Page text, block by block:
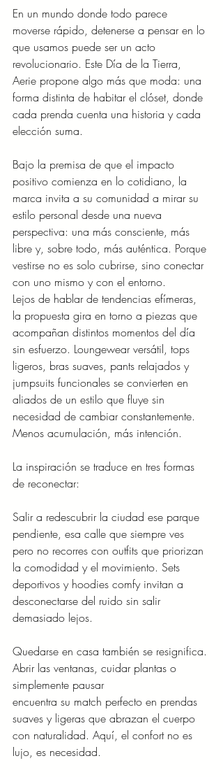
En un mundo donde todo parece
moverse rápido, detenerse a pensar en lo
que usamos puede ser un acto
revolucionario. Este Día de la Tierra,
Aerie propone algo más que moda: una
forma distinta de habitar el clóset, donde
cada prenda cuenta una historia y cada
elección suma.
Bajo la premisa de que el impacto
positivo comienza en lo cotidiano, la
marca invita a su comunidad a mirar su
estilo personal desde una nueva
perspectiva: una más consciente, más
libre y, sobre todo, más auténtica. Porque
vestirse no es solo cubrirse, sino conectar
con uno mismo y con el entorno.
Lejos de hablar de tendencias efímeras,
la propuesta gira en torno a piezas que
acompañan distintos momentos del día
sin esfuerzo. Loungewear versátil, tops
ligeros, bras suaves, pants relajados y
jumpsuits funcionales se convierten en
aliados de un estilo que fluye sin
necesidad de cambiar constantemente.
Menos acumulación, más intención.
La inspiración se traduce en tres formas
de reconectar:
Salir a redescubrir la ciudad ese parque
pendiente, esa calle que siempre ves
pero no recorres con outfits que priorizan
la comodidad y el movimiento. Sets
deportivos y hoodies comfy invitan a
desconectarse del ruido sin salir
demasiado lejos.
Quedarse en casa también se resignifica.
Abrir las ventanas, cuidar plantas o
simplemente pausar
encuentra su match perfecto en prendas
suaves y ligeras que abrazan el cuerpo
con naturalidad. Aquí, el confort no es
lujo, es necesidad.